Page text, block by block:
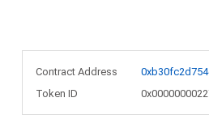
Contract Address
Token ID